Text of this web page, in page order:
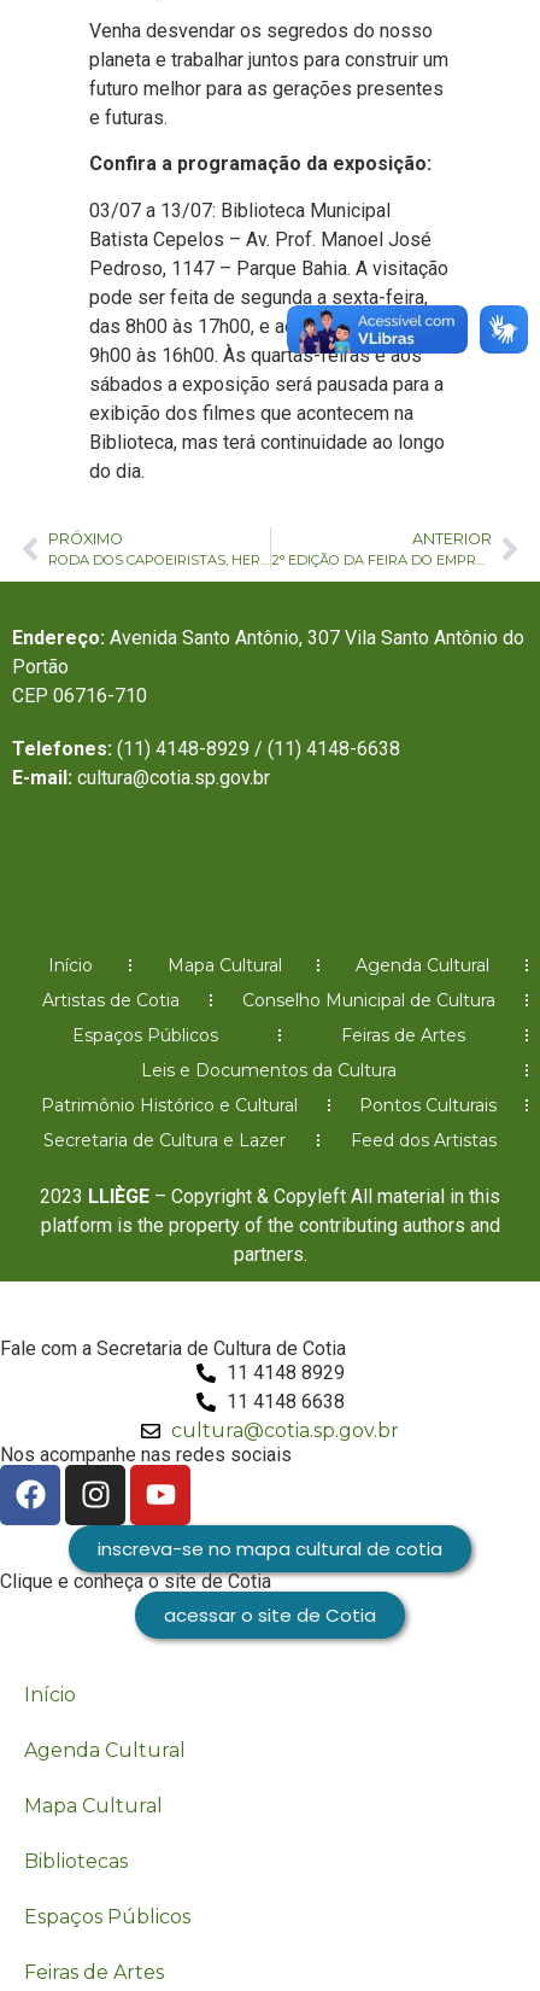
Venha desvendar os segredos do nosso
planeta e trabalhar juntos para construir um
futuro melhor para as gerações presentes
e futuras.
Confira a programação da exposição:
03/07 a 13/07: Biblioteca Municipal
Batista Cepelos – Av. Prof. Manoel José
Pedroso, 1147 – Parque Bahia. A visitação
pode ser feita de segunda a sexta-feira,
das 8h00 às 17h00, e aos sábados, das
9h00 às 16h00. Às quartas-feiras e aos
sábados a exposição será pausada para a
exibição dos filmes que acontecem na
Biblioteca, mas terá continuidade ao longo
do dia.
PRÓXIMO
RODA DOS CAPOEIRISTAS, HERANÇA DAS TRADIÇÕES: ARTE E CULTURA AFRO-BRASILEIRA
ANTERIOR
2° EDIÇÃO DA FEIRA DO EMPREENDEDOR SOCIAL DE COTIA ACONTECE NESTE FINAL DE SEMANA
Endereço: Avenida Santo Antônio, 307 Vila Santo Antônio do
Portão
CEP 06716-710
Telefones: (11) 4148-8929 / (11) 4148-6638
E-mail: cultura@cotia.sp.gov.br
Início Mapa Cultural
Agenda Cultural
Artistas de Cotia
Conselho Municipal de Cultura
Espaços Públicos
Feiras de Artes
Leis e Documentos da Cultura
Patrimônio Histórico e Cultural
Pontos Culturais
Secretaria de Cultura e Lazer
Feed dos Artistas
2023 LLIÈGE – Copyright & Copyleft All material in this
platform is the property of the contributing authors and
partners.
Fale com a Secretaria de Cultura de Cotia
11 4148 8929
11 4148 6638
cultura@cotia.sp.gov.br
Nos acompanhe nas redes sociais
inscreva-se no mapa cultural de cotia
Clique e conheça o site de Cotia
acessar o site de Cotia
Início
Agenda Cultural
Mapa Cultural
Bibliotecas
Espaços Públicos
Feiras de Artes